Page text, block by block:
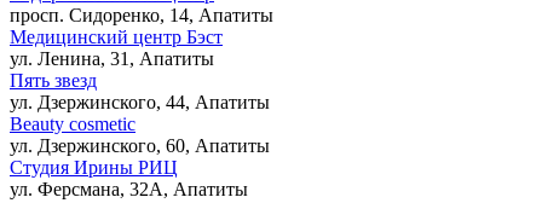
просп. Сидоренко, 14, Апатиты
Медицинский центр Бэст
ул. Ленина, 31, Апатиты
Пять звезд
ул. Дзержинского, 44, Апатиты
Beauty cosmetic
ул. Дзержинского, 60, Апатиты
Студия Ирины РИЦ
ул. Ферсмана, 32А, Апатиты